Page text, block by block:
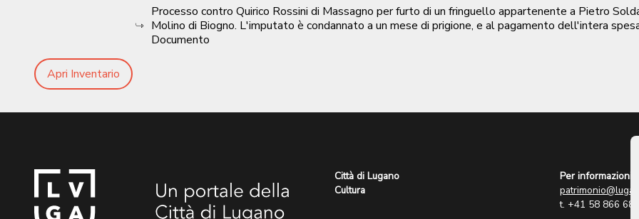
Processo contro Quirico Rossini di Massagno per furto di un fringuello appartenente a Pietro
Molino di Biogno. L'imputato è condannato a un mese di prigione, e al pagamento dell'intera
Documento
Apri Inventario
Città di Lugano
Cultura
Per informazioni:
t. +41 58 866 68